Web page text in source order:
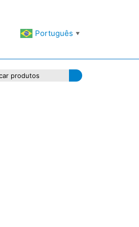
Português ▼